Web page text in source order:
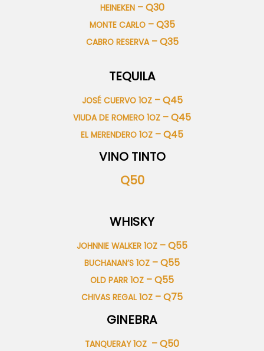
HEINEKEN – Q30
MONTE CARLO – Q35
CABRO RESERVA – Q35
TEQUILA
JOSÉ CUERVO 1OZ – Q45
VIUDA DE ROMERO 1OZ – Q45
EL MERENDERO 1OZ – Q45
VINO TINTO
Q50
WHISKY
JOHNNIE WALKER 1OZ – Q55
BUCHANAN’S 1OZ – Q55
OLD PARR 1OZ – Q55
CHIVAS REGAL 1OZ – Q75
GINEBRA
TANQUERAY 1OZ – Q50